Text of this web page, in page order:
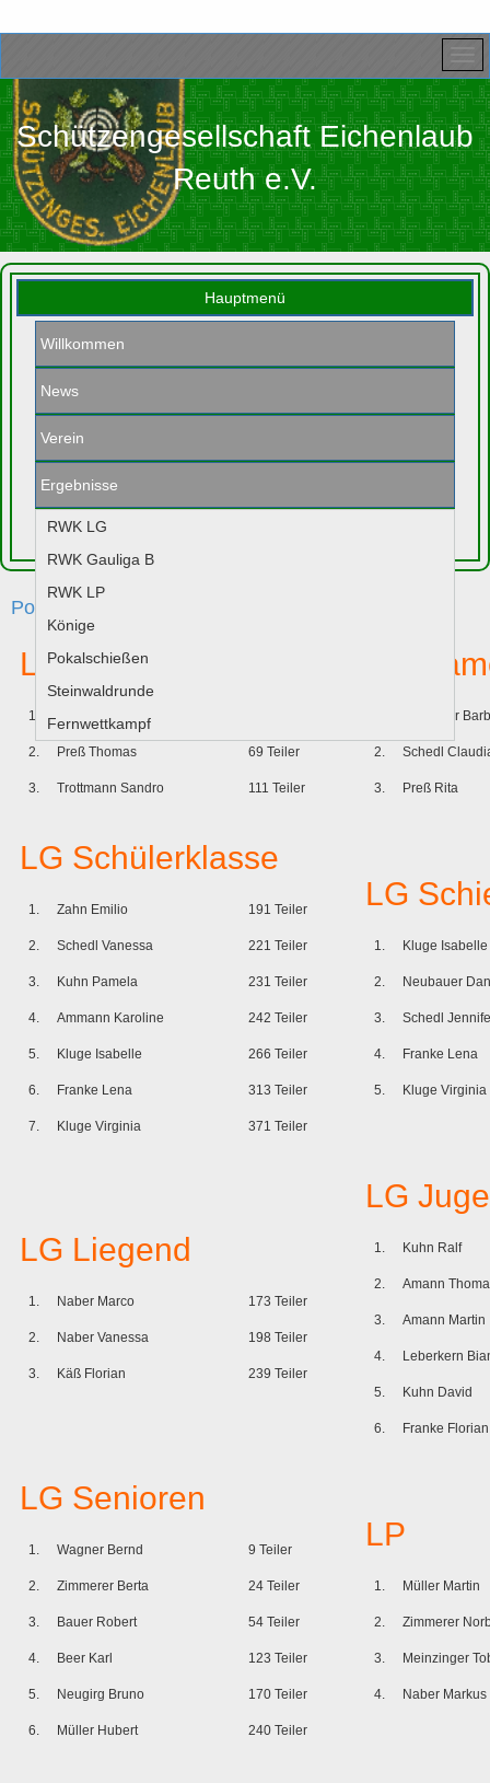
Schützengesellschaft Eichenlaub
Reuth e.V.
Hauptmenü
Willkommen
News
Verein
Ergebnisse
RWK LG
RWK Gauliga B
RWK LP
Könige
Pokalschießen
Steinwaldrunde
Fernwettkampf
Jugend
Pokalschießen 2010
LG Schützen
1. Vogl Johannes
2. Preß Thomas 69 Teiler
3. Trottmann Sandro 111 Teiler
LG
Zimmerer
2. Schedl
3. Preß Rita
LG Schülerklasse
1. Zahn Emilio 191 Teiler
2. Schedl Vanessa 221 Teiler
3. Kuhn Pamela 231 Teiler
4. Ammann Karoline 242 Teiler
5. Kluge Isabelle 266 Teiler
6. Franke Lena 313 Teiler
7. Kluge Virginia 371 Teiler
LG
1. Kluge Isabelle
2. Neubauer
3. Schedl
4. Franke Lena
5. Kluge Virginia
LG Liegend
1. Naber Marco 173 Teiler
2. Naber Vanessa 198 Teiler
3. Käß Florian 239 Teiler
LG
1. Kuhn Ralf
2. Amann
3. Amann Martin
4. Leberkern
5. Kuhn David
6. Franke Florian
LG Senioren
1. Wagner Bernd 9 Teiler
2. Zimmerer Berta 24 Teiler
3. Bauer Robert 54 Teiler
4. Beer Karl 123 Teiler
5. Neugirg Bruno 170 Teiler
6. Müller Hubert 240 Teiler
LP
1. Müller Martin
2. Zimmerer
3. Meinzinger
4. Naber Markus